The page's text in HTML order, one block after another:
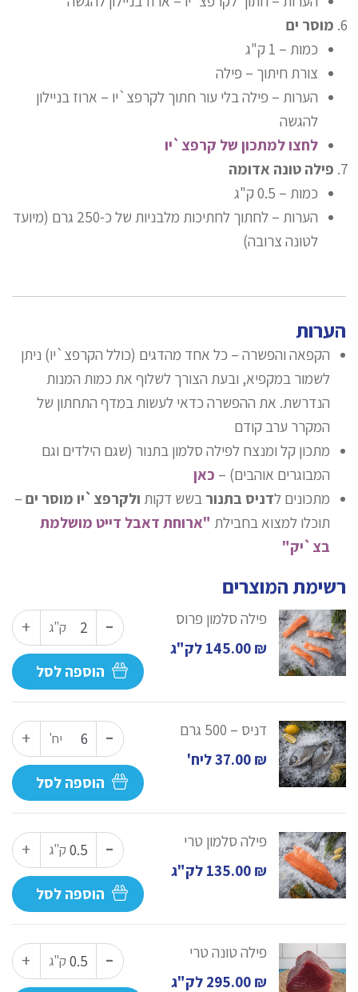
מוסר ים
כמות – 1 ק"ג
צורת חיתוך – פילה
הערות – פילה בלי עור חתוך לקרפצ`יו – ארוז בניילון
להגשה
לחצו למתכון של קרפצ`יו
פילה טונה אדומה
כמות – 0.5 ק"ג
הערות – לחתוך לחתיכות מלבניות של כ-250 גרם (מיועד
לטונה צרובה)
הערות
הקפאה והפשרה – כל אחד מהדגים (כולל הקרפצ`יו) ניתן
לשמור במקפיא, ובעת הצורך לשלוף את כמות המנות
הנדרשת. את ההפשרה כדאי לעשות במדף התחתון של
המקרר ערב קודם
מתכון קל ומנצח לפילה סלמון בתנור (שגם הילדים וגם
המבוגרים אוהבים) – כאן
מתכונים לדניס בתנור בשש דקות ולקרפצ`יו מוסר ים –
תוכלו למצוא בחבילת "ארוחת דאבל דייט מושלמת
בצ`יק"
רשימת המוצרים
פילה סלמון פרוס
145.00 ₪ לק"ג
-
כמות
של
פילה
סלמון
פרוס
ק"ג +
הוספה לסל
דניס – 500 גרם
37.00 ₪ ליח'
-
כמות
של
דניס
-
500
גרם
יח' +
הוספה לסל
פילה סלמון טרי
135.00 ₪ לק"ג
-
כמות
של
פילה
סלמון
טרי
ק"ג +
הוספה לסל
פילה טונה טרי
295.00 ₪ לק"ג
-
כמות
של
ק"ג +